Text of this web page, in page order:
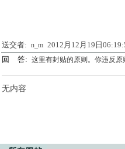
送交者: n_m 2012月12月19日
回 答: 这里有封贴的原则。你违反
无内容